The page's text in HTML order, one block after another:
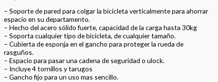
– Soporte de pared para colgar la bicicleta verticalmente para ahorrar
espacio en su departamento.
– Hecho del acero sólido fuerte, capacidad de la carga hasta 30kg
– Soporta cualquier tipo de bicicleta, de cualquier tamaño.
– Cubierta de esponja en el gancho para proteger la rueda de
rasguños.
– Espacio para pasar una cadena de seguridad o ulock.
– Incluye 4 tornillos y tarugos
– Gancho fijo para un uso mas sencillo.